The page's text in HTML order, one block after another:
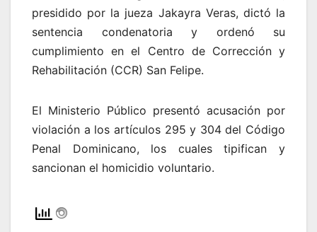
presidido por la jueza Jakayra Veras, dictó la
sentencia condenatoria y ordenó su
cumplimiento en el Centro de Corrección y
Rehabilitación (CCR) San Felipe.
El Ministerio Público presentó acusación por
violación a los artículos 295 y 304 del Código
Penal Dominicano, los cuales tipifican y
sancionan el homicidio voluntario.